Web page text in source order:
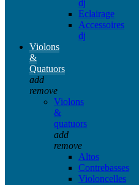
dj
Eclairage
Accessoires
dj
Violons
&
Quatuors
add
remove
Violons
&
quatuors
add
remove
Altos
Contrebasses
Violoncelles